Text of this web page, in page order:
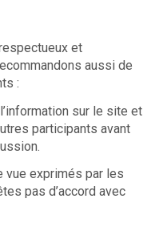
et
aussi de
:
sur le site et
participants avant
vue exprimés par les
pas d’accord avec